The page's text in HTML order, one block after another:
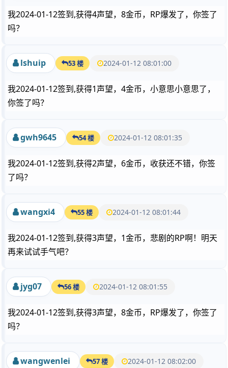
我2024-01-12签到,获得4声望，8金币，RP爆发了，你签了
吗？
lshuip 53 楼 2024-01-12 08:01:00
我2024-01-12签到,获得1声望，4金币，小意思小意思了，
你签了吗？
gwh9645 54 楼 2024-01-12 08:01:35
我2024-01-12签到,获得2声望，6金币，收获还不错，你签
了吗？
wangxi4 55 楼 2024-01-12 08:01:44
我2024-01-12签到,获得3声望，1金币，悲剧的RP啊！明天
再来试试手气吧？
jyg07 56 楼 2024-01-12 08:01:55
我2024-01-12签到,获得3声望，8金币，RP爆发了，你签了
吗？
wangwenlei 57 楼 2024-01-12 08:02:00